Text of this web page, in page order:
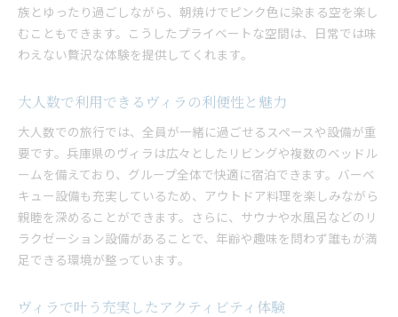
族とゆったり過ごしながら、朝焼けでピンク色に染まる空を楽し
むこともできます。こうしたプライベートな空間は、日常では味
わえない贅沢な体験を提供してくれます。
大人数で利用できるヴィラの利便性と魅力
大人数での旅行では、全員が一緒に過ごせるスペースや設備が重
要です。兵庫県のヴィラは広々としたリビングや複数のベッドル
ームを備えており、グループ全体で快適に宿泊できます。バーベ
キュー設備も充実しているため、アウトドア料理を楽しみながら
親睦を深めることができます。さらに、サウナや水風呂などのリ
ラクゼーション設備があることで、年齢や趣味を問わず誰もが満
足できる環境が整っています。
ヴィラで叶う充実したアクティビティ体験